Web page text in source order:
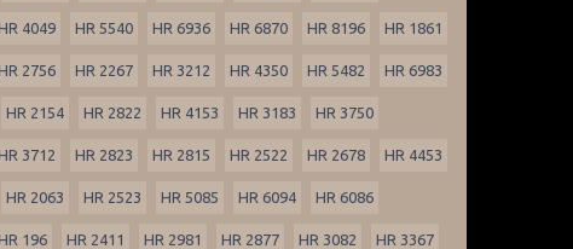
4049 HR 5540 HR 6936 HR 6870 HR 8196 HR 1861
2756 HR 2267 HR 3212 HR 4350 HR 5482 HR 6983
HR 2154 HR 2822 HR 4153 HR 3183 HR 3750
3712 HR 2823 HR 2815 HR 2522 HR 2678 HR 4453
HR 2063 HR 2523 HR 5085 HR 6094 HR 6086
196 HR 2411 HR 2981 HR 2877 HR 3082 HR 3367